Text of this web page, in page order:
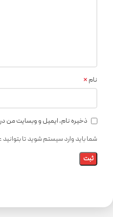
نام *
ذخیره نام، ایمیل و وبسایت من
شما باید وارد سیستم شوید تا